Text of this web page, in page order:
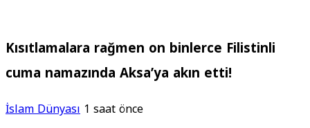
Kısıtlamalara rağmen on binlerce Filistinli
cuma namazında Aksa’ya akın etti!
İslam Dünyası 1 saat önce